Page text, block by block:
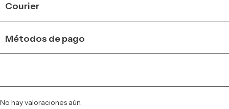
Courier
Métodos de pago
No hay valoraciones aún.